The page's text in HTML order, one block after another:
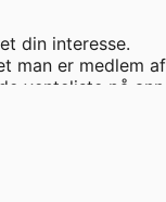
din interesse.
man er medlem
venteliste på